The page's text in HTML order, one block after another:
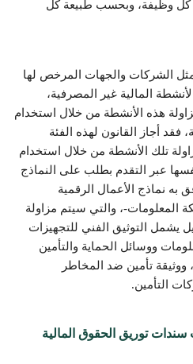
كل وظيفة، وبحسب طبيعة كل
تمثل الشركات والجهات المرخص لها
المالية غير المصرفية،
هذه الأنشطة من خلال استخدام
فقد أجاز القانون لهذه الفئة
تلك الأنشطة من خلال استخدام
عبر التقدم بطلب على النماذج
به نماذج الأعمال الرقمية
المعلومات-، والتي سيتم مزاولة
يشمل التوثيق الفني للتجهيزات
ووسائل الحماية والتأمين
تأمين ضد المخاطر
التأمين.
سندات توريق الحقوق المالية